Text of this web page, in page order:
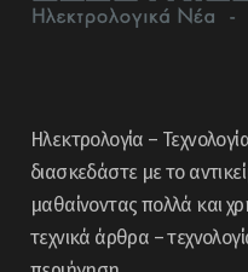
Ηλεκτρολογία –
διασκεδάστε με το
μαθαίνοντας πολλά και
τεχνικά άρθρα –